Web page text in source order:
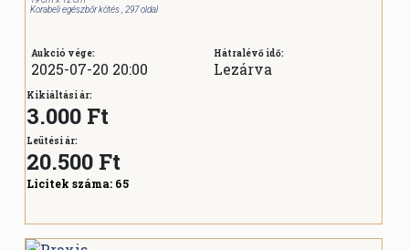
Korabeli egészbőr kötés , 297 oldal
Aukció vége:
2025-07-20 20:00
Hátralévő idő:
Lezárva
Kikiáltási ár:
3.000 Ft
Leütési ár:
20.500 Ft
Licitek száma: 65